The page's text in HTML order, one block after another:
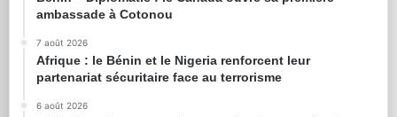
ambassade à Cotonou
7 août 2026
Afrique : le Bénin et le Nigeria renforcent leur
partenariat sécuritaire face au terrorisme
6 août 2026